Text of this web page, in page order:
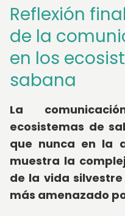
Reflexión
de la
en los
sabana
La
ecosistemas de
que nunca en la
muestra la
de la vida
más amenazado